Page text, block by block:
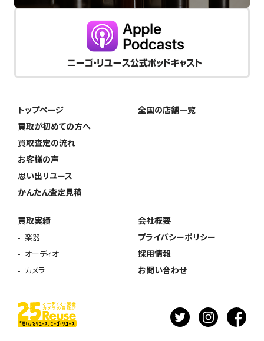
トップページ
買取が初めての方へ
買取査定の流れ
お客様の声
思い出リユース
かんたん査定見積
全国の店舗一覧
買取実績
楽器
オーディオ
カメラ
会社概要
プライバシーポリシー
採用情報
お問い合わせ